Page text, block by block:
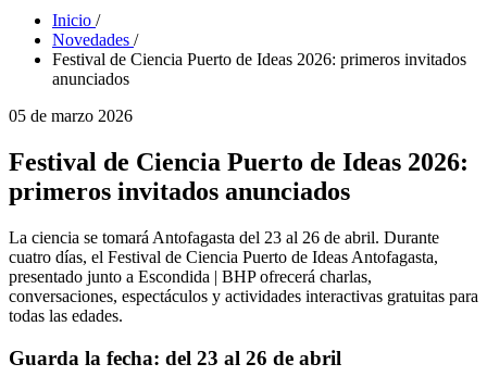
Inicio /
Novedades /
Festival de Ciencia Puerto de Ideas 2026: primeros invitados
anunciados
05 de marzo 2026
Festival de Ciencia Puerto de Ideas 2026:
primeros invitados anunciados
La ciencia se tomará Antofagasta del 23 al 26 de abril. Durante
cuatro días, el Festival de Ciencia Puerto de Ideas Antofagasta,
presentado junto a Escondida | BHP ofrecerá charlas,
conversaciones, espectáculos y actividades interactivas gratuitas para
todas las edades.
Guarda la fecha: del 23 al 26 de abril